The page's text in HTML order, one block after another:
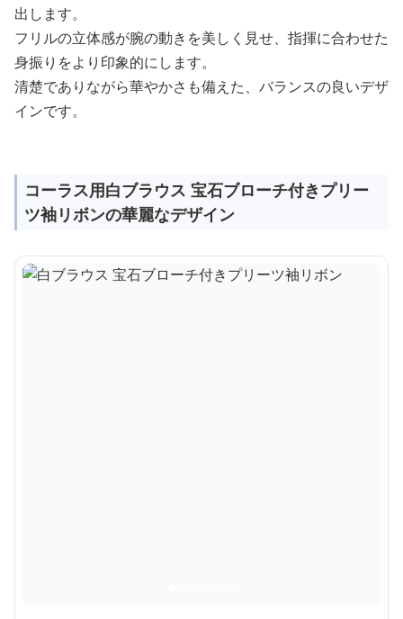
出します。
フリルの立体感が腕の動きを美しく見せ、指揮に合わせた
身振りをより印象的にします。
清楚でありながら華やかさも備えた、バランスの良いデザ
インです。
コーラス用白ブラウス 宝石ブローチ付きプリー
ツ袖リボンの華麗なデザイン